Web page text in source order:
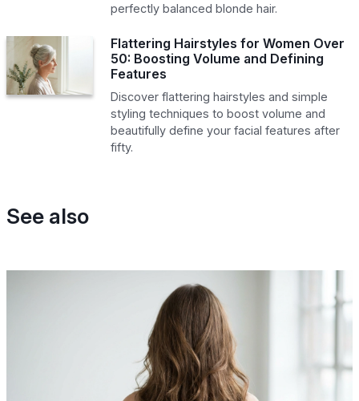
perfectly balanced blonde hair.
Flattering Hairstyles for Women Over
50: Boosting Volume and Defining
Features
Discover flattering hairstyles and simple
styling techniques to boost volume and
beautifully define your facial features after
fifty.
See also